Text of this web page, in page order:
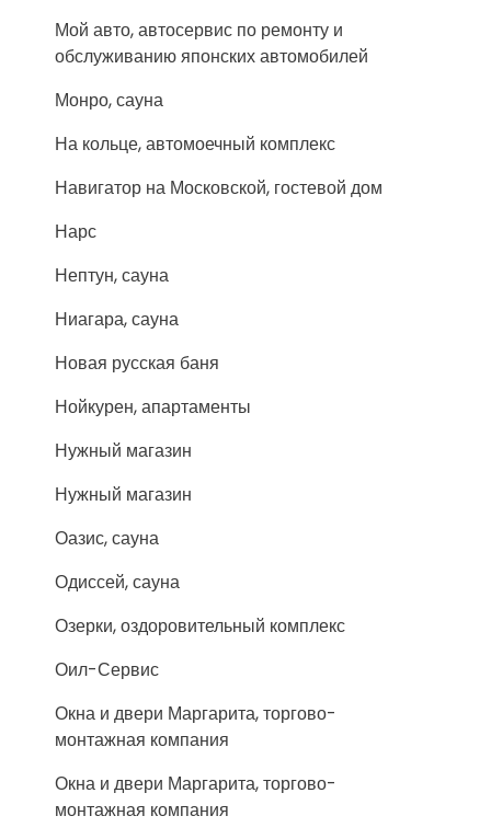
Мой авто, автосервис по ремонту и
обслуживанию японских автомобилей
Монро, сауна
На кольце, автомоечный комплекс
Навигатор на Московской, гостевой дом
Нарс
Нептун, сауна
Ниагара, сауна
Новая русская баня
Нойкурен, апартаменты
Нужный магазин
Нужный магазин
Оазис, сауна
Одиссей, сауна
Озерки, оздоровительный комплекс
Оил-Сервис
Окна и двери Маргарита, торгово-
монтажная компания
Окна и двери Маргарита, торгово-
монтажная компания